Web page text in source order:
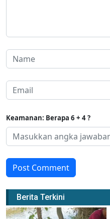
Keamanan: Berapa 6 + 4 ?
Post Comment
Berita Terkini